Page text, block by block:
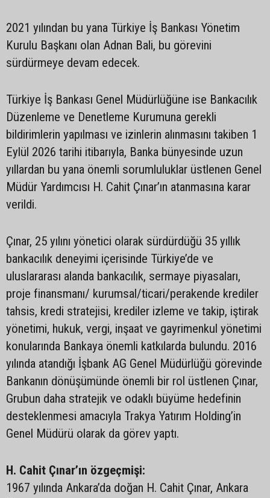
2021 yılından bu yana Türkiye İş Bankası Yönetim
Kurulu Başkanı olan Adnan Bali, bu görevini
sürdürmeye devam edecek.
Türkiye İş Bankası Genel Müdürlüğüne ise Bankacılık
Düzenleme ve Denetleme Kurumuna gerekli
bildirimlerin yapılması ve izinlerin alınmasını takiben 1
Eylül 2026 tarihi itibarıyla, Banka bünyesinde uzun
yıllardan bu yana önemli sorumluluklar üstlenen Genel
Müdür Yardımcısı H. Cahit Çınar’ın atanmasına karar
verildi.
Çınar, 25 yılını yönetici olarak sürdürdüğü 35 yıllık
bankacılık deneyimi içerisinde Türkiye’de ve
uluslararası alanda bankacılık, sermaye piyasaları,
proje finansmanı/ kurumsal/ticari/perakende krediler
tahsis, kredi stratejisi, krediler izleme ve takip, iştirak
yönetimi, hukuk, vergi, inşaat ve gayrimenkul yönetimi
konularında Bankaya önemli katkılarda bulundu. 2016
yılında atandığı İşbank AG Genel Müdürlüğü görevinde
Bankanın dönüşümünde önemli bir rol üstlenen Çınar,
Grubun daha stratejik ve odaklı büyüme hedefinin
desteklenmesi amacıyla Trakya Yatırım Holding’in
Genel Müdürü olarak da görev yaptı.
H. Cahit Çınar’ın özgeçmişi:
1967 yılında Ankara’da doğan H. Cahit Çınar, Ankara